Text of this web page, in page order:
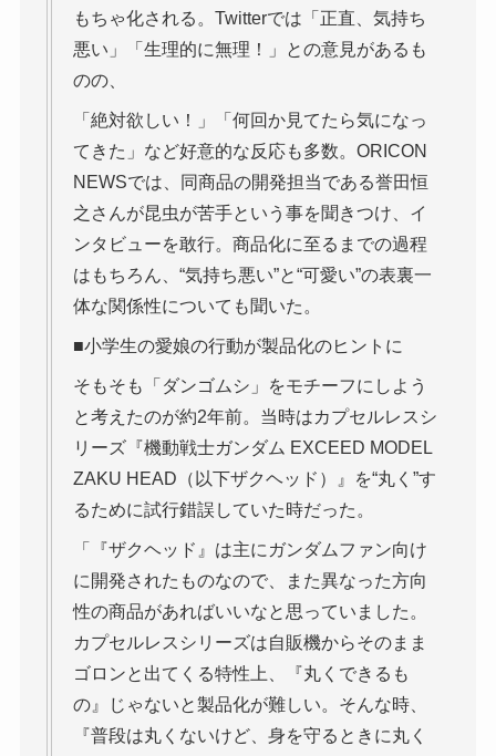
もちゃ化される。Twitterでは「正直、気持ち
悪い」「生理的に無理！」との意見があるも
のの、
「絶対欲しい！」「何回か見てたら気になっ
てきた」など好意的な反応も多数。ORICON
NEWSでは、同商品の開発担当である誉田恒
之さんが昆虫が苦手という事を聞きつけ、イ
ンタビューを敢行。商品化に至るまでの過程
はもちろん、“気持ち悪い”と“可愛い”の表裏一
体な関係性についても聞いた。
■小学生の愛娘の行動が製品化のヒントに
そもそも「ダンゴムシ」をモチーフにしよう
と考えたのが約2年前。当時はカプセルレスシ
リーズ『機動戦士ガンダム EXCEED MODEL
ZAKU HEAD（以下ザクヘッド）』を“丸く”す
るために試行錯誤していた時だった。
「『ザクヘッド』は主にガンダムファン向け
に開発されたものなので、また異なった方向
性の商品があればいいなと思っていました。
カプセルレスシリーズは自販機からそのまま
ゴロンと出てくる特性上、『丸くできるも
の』じゃないと製品化が難しい。そんな時、
『普段は丸くないけど、身を守るときに丸く